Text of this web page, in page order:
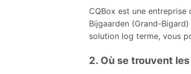
CQBox est une
Bijgaarden (Grand-
solution log terme, vous
2. Où se trouvent